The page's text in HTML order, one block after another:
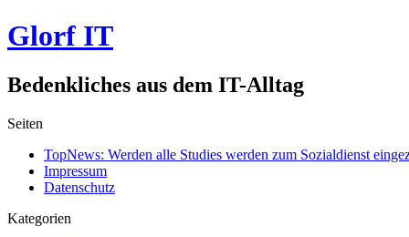
Glorf IT
Bedenkliches aus dem IT-Alltag
Seiten
TopNews: Werden alle Studies werden zum Sozialdienst
Impressum
Datenschutz
Kategorien